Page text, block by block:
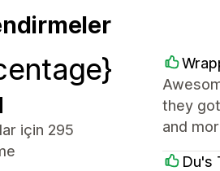
için 295
they
and
Du's